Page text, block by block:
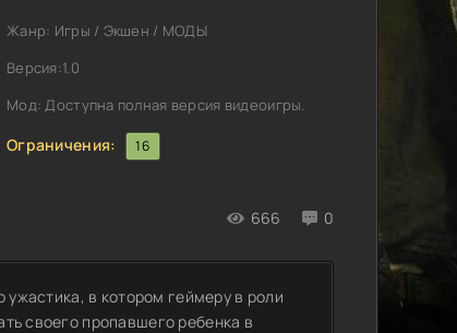
666 0
Жанр: Игры / Экшен / МОДЫ
Версия:1.0
Мод: Доступна полная версия видеоигры.
Ограничения: 16
в котором геймеру в роли
своего пропавшего ребенка в